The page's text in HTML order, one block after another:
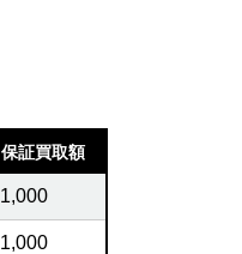
保証買取額
1,000
1,000